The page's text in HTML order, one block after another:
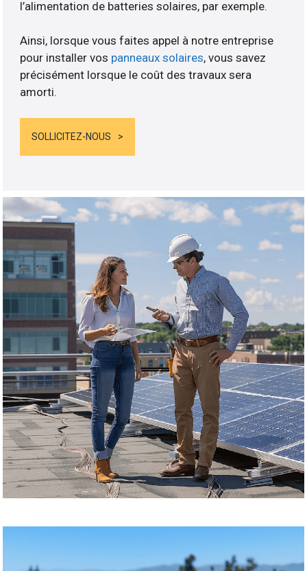
l’alimentation de batteries solaires, par exemple.
Ainsi, lorsque vous faites appel à notre entreprise
pour installer vos panneaux solaires, vous savez
précisément lorsque le coût des travaux sera
amorti.
SOLLICITEZ-NOUS